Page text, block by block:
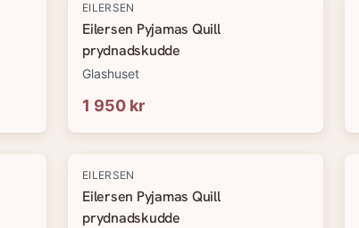
EILERSEN
Eilersen Pyjamas Quill
prydnadskudde
Glashuset
1 950 kr
EILERSEN
Eilersen Pyjamas Quill
prydnadskudde